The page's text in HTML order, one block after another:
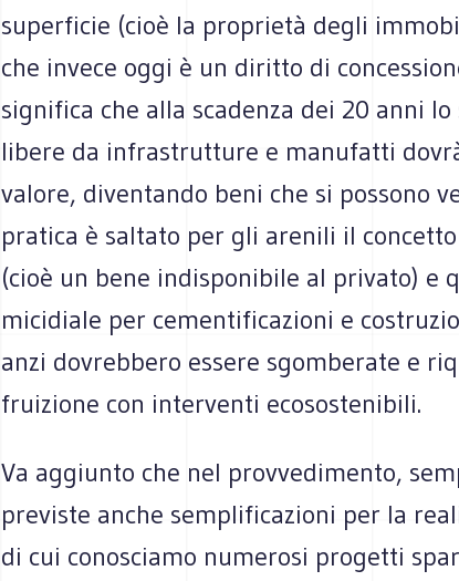
superficie (cioè la proprietà degli
che invece oggi è un diritto di
significa che alla scadenza dei 20 anni
libere da infrastrutture e manufatti
valore, diventando beni che si possono
pratica è saltato per gli arenili il
(cioè un bene indisponibile al privato) e
micidiale per cementificazioni e
anzi dovrebbero essere sgomberate e
fruizione con interventi ecosostenibili.
Va aggiunto che nel provvedimento,
previste anche semplificazioni per la
di cui conosciamo numerosi progetti